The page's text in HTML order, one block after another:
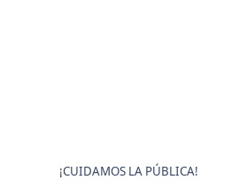
¡CUIDAMOS LA PÚBLICA!